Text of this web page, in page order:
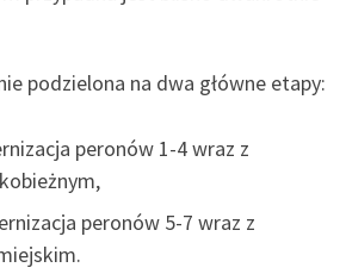
podzielona na dwa główne etapy:
peronów 1-4 wraz z
peronów 5-7 wraz z